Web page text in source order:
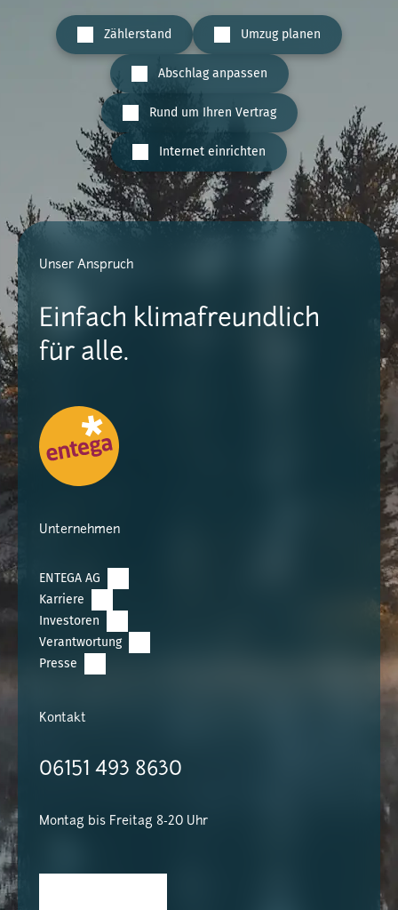
Zählerstand Umzug planen
Abschlag anpassen
Rund um Ihren Vertrag
Internet einrichten
Unser Anspruch
Einfach klimafreundlich
für alle.
Unternehmen
ENTEGA AG
Karriere
Investoren
Verantwortung
Presse
Kontakt
06151 493 8630
Montag bis Freitag 8-20 Uhr